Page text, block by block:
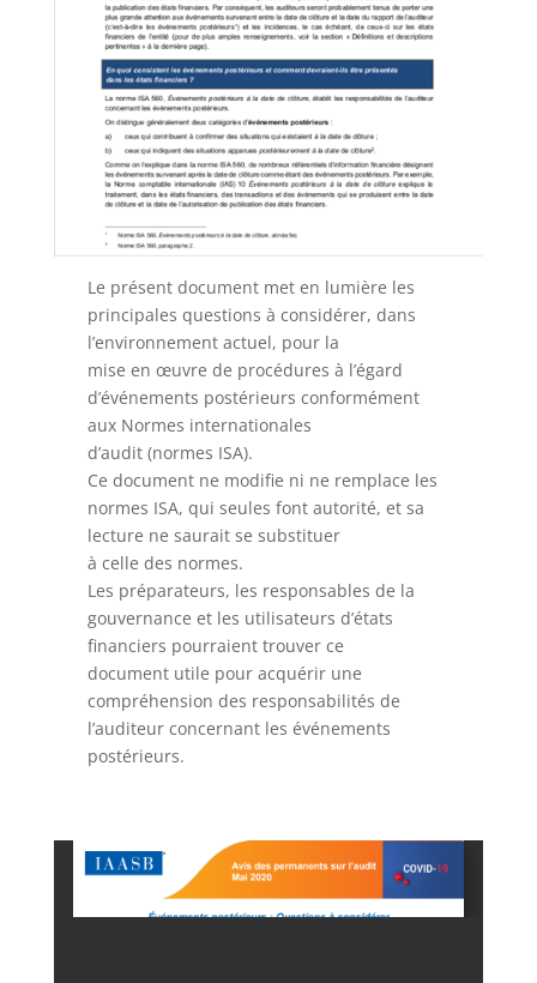
Le présent document met en lumière les
principales questions à considérer, dans
l’environnement actuel, pour la
mise en œuvre de procédures à l’égard
d’événements postérieurs conformément
aux Normes internationales
d’audit (normes ISA).
Ce document ne modifie ni ne remplace les
normes ISA, qui seules font autorité, et sa
lecture ne saurait se substituer
à celle des normes.
Les préparateurs, les responsables de la
gouvernance et les utilisateurs d’états
financiers pourraient trouver ce
document utile pour acquérir une
compréhension des responsabilités de
l’auditeur concernant les événements
postérieurs.